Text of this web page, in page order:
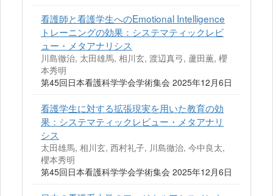
看護師と看護学生へのEmotional Intelligence
トレーニングの効果：システマティックレビ
ュー・メタアナリシス
川島徹治, 太田雄馬, 相川玄, 渡辺真弓, 蘆田薫, 櫻
本秀明
第45回日本看護科学学会学術集会 2025年12月6日
看護学生に対する拡張現実を用いた教育の効
果：システマティックレビュー・メタアナリ
シス
太田雄馬, 相川玄, 西村礼子, 川島徹治, 今中良太,
櫻本秀明
第45回日本看護科学学会学術集会 2025年12月6日